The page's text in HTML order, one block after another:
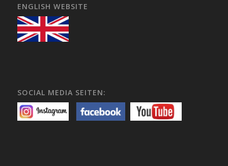
ENGLISH WEBSITE
SOCIAL MEDIA SEITEN: